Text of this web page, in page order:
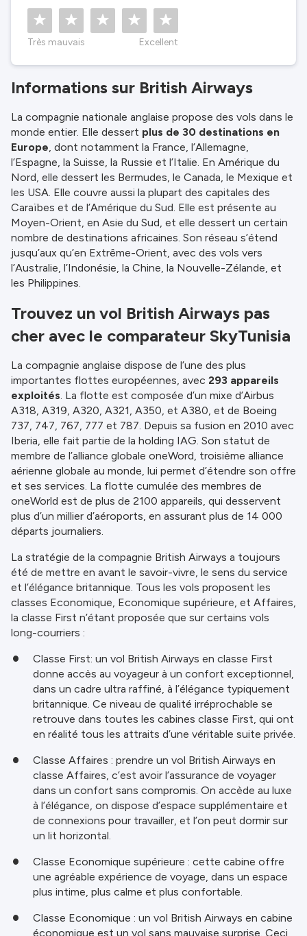
Très mauvais Excellent
Informations sur British Airways
La compagnie nationale anglaise propose des vols dans le
monde entier. Elle dessert plus de 30 destinations en
Europe , dont notamment la France, l’Allemagne,
l’Espagne, la Suisse, la Russie et l’Italie. En Amérique du
Nord, elle dessert les Bermudes, le Canada, le Mexique et
les USA. Elle couvre aussi la plupart des capitales des
Caraïbes et de l’Amérique du Sud. Elle est présente au
Moyen-Orient, en Asie du Sud, et elle dessert un certain
nombre de destinations africaines. Son réseau s’étend
jusqu’aux qu’en Extrême-Orient, avec des vols vers
l’Australie, l’Indonésie, la Chine, la Nouvelle-Zélande, et
les Philippines.
Trouvez un vol British Airways pas
cher avec le comparateur SkyTunisia
La compagnie anglaise dispose de l’une des plus
importantes flottes européennes, avec 293 appareils
exploités . La flotte est composée d’un mixe d’Airbus
A318, A319, A320, A321, A350, et A380, et de Boeing
737, 747, 767, 777 et 787. Depuis sa fusion en 2010 avec
Iberia, elle fait partie de la holding IAG. Son statut de
membre de l’alliance globale oneWord, troisième alliance
aérienne globale au monde, lui permet d’étendre son offre
et ses services. La flotte cumulée des membres de
oneWorld est de plus de 2100 appareils, qui desservent
plus d’un millier d’aéroports, en assurant plus de 14 000
départs journaliers.
La stratégie de la compagnie British Airways a toujours
été de mettre en avant le savoir-vivre, le sens du service
et l’élégance britannique. Tous les vols proposent les
classes Economique, Economique supérieure, et Affaires,
la classe First n’étant proposée que sur certains vols
long-courriers :
Classe First: un vol British Airways en classe First
donne accès au voyageur à un confort exceptionnel,
dans un cadre ultra raffiné, à l’élégance typiquement
britannique. Ce niveau de qualité irréprochable se
retrouve dans toutes les cabines classe First, qui ont
en réalité tous les attraits d’une véritable suite privée.
Classe Affaires : prendre un vol British Airways en
classe Affaires, c’est avoir l’assurance de voyager
dans un confort sans compromis. On accède au luxe
à l’élégance, on dispose d’espace supplémentaire et
de connexions pour travailler, et l’on peut dormir sur
un lit horizontal.
Classe Economique supérieure : cette cabine offre
une agréable expérience de voyage, dans un espace
plus intime, plus calme et plus confortable.
Classe Economique : un vol British Airways en cabine
économique est un vol sans mauvaise surprise. Ceci